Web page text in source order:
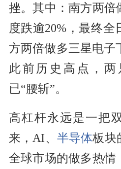
挫。其中：南方两倍
度跌逾20%，最终全
方两倍做多三星电子
此前历史高点，
已“腰斩”。
高杠杆永远是一把
来，AI、 半导体板块
全球市场的做多热情